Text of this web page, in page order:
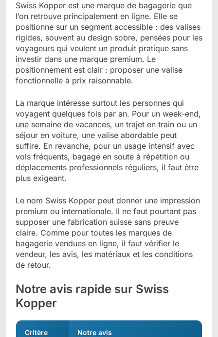
Swiss Kopper est une marque de bagagerie que
l’on retrouve principalement en ligne. Elle se
positionne sur un segment accessible : des valises
rigides, souvent au design sobre, pensées pour les
voyageurs qui veulent un produit pratique sans
investir dans une marque premium. Le
positionnement est clair : proposer une valise
fonctionnelle à prix raisonnable.
La marque intéresse surtout les personnes qui
voyagent quelques fois par an. Pour un week-end,
une semaine de vacances, un trajet en train ou un
séjour en voiture, une valise abordable peut
suffire. En revanche, pour un usage intensif avec
vols fréquents, bagage en soute à répétition ou
déplacements professionnels réguliers, il faut être
plus exigeant.
Le nom Swiss Kopper peut donner une impression
premium ou internationale. Il ne faut pourtant pas
supposer une fabrication suisse sans preuve
claire. Comme pour toutes les marques de
bagagerie vendues en ligne, il faut vérifier le
vendeur, les avis, les matériaux et les conditions
de retour.
Notre avis rapide sur Swiss
Kopper
Critère Notre avis